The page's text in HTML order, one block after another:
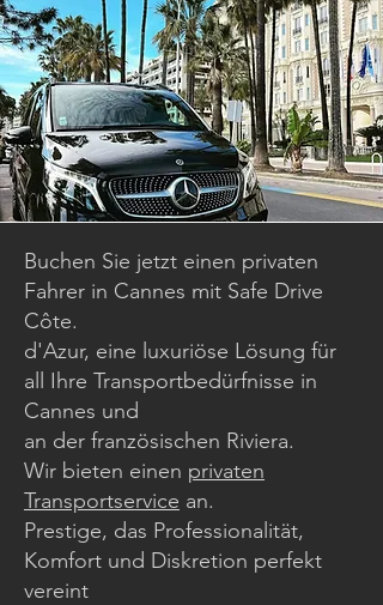
Buchen Sie jetzt einen privaten
Fahrer in Cannes mit Safe Drive
Côte.
d'Azur, eine luxuriöse Lösung für
all Ihre Transportbedürfnisse in
Cannes und
an der französischen Riviera.
Wir bieten einen privaten
Transportservice an.
Prestige, das Professionalität,
Komfort und Diskretion perfekt
vereint